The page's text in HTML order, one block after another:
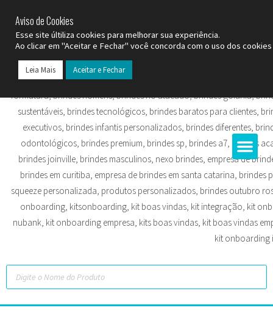
Aviso de Cookies
Esse site últiliza cookies para melhorar sua experiência.
Ao clicar em "Aceitar e Fechar" você concorda com o uso dos
Leia Mais Aceitar e Fechar